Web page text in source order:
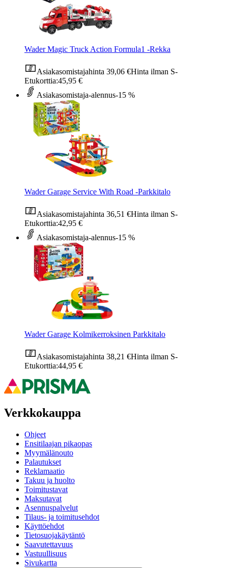
Wader Magic Truck Action Formula1 -Rekka
Asiakasomistajahinta 39,06 €Hinta ilman S-
Etukorttia:45,95 €
Asiakasomistaja-alennus-15 %
Wader Garage Service With Road -Parkkitalo
Asiakasomistajahinta 36,51 €Hinta ilman S-
Etukorttia:42,95 €
Asiakasomistaja-alennus-15 %
Wader Garage Kolmikerroksinen Parkkitalo
Asiakasomistajahinta 38,21 €Hinta ilman S-
Etukorttia:44,95 €
Verkkokauppa
Ohjeet
Ensitilaajan pikaopas
Myymälänouto
Palautukset
Reklamaatio
Takuu ja huolto
Toimitustavat
Maksutavat
Asennuspalvelut
Tilaus- ja toimitusehdot
Käyttöehdot
Tietosuojakäytäntö
Saavutettavuus
Vastuullisuus
Sivukartta